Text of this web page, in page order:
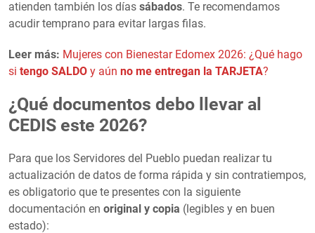
atienden también los días sábados. Te recomendamos
acudir temprano para evitar largas filas.
Leer más: Mujeres con Bienestar Edomex 2026: ¿Qué hago
si tengo SALDO y aún no me entregan la TARJETA?
¿Qué documentos debo llevar al
CEDIS este 2026?
Para que los Servidores del Pueblo puedan realizar tu
actualización de datos de forma rápida y sin contratiempos,
es obligatorio que te presentes con la siguiente
documentación en original y copia (legibles y en buen
estado):